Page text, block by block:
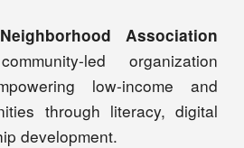
Association
led organization
low-income and
through literacy, digital
development.